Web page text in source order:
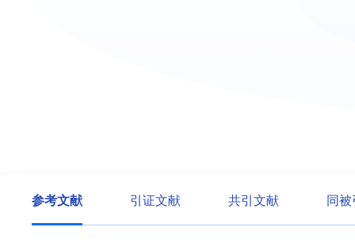
参考文献 引证文献 共引文献 同